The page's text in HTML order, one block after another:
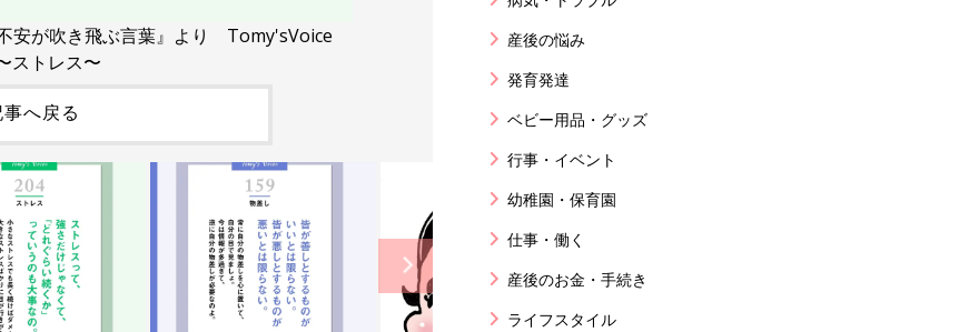
安が吹き飛ぶ言葉』より Tomy'sVoice
ストレス〜
へ戻る
産後の悩み
発育発達
ベビー用品・グッズ
行事・イベント
幼稚園・保育園
仕事・働く
産後のお金・手続き
ライフスタイル